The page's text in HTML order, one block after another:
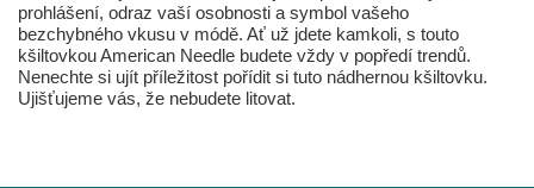
prohlášení, odraz vaší osobnosti a symbol vašeho
bezchybného vkusu v módě. Ať už jdete kamkoli, s touto
kšiltovkou American Needle budete vždy v popředí trendů.
Nenechte si ujít příležitost pořídit si tuto nádhernou kšiltovku.
Ujišťujeme vás, že nebudete litovat.